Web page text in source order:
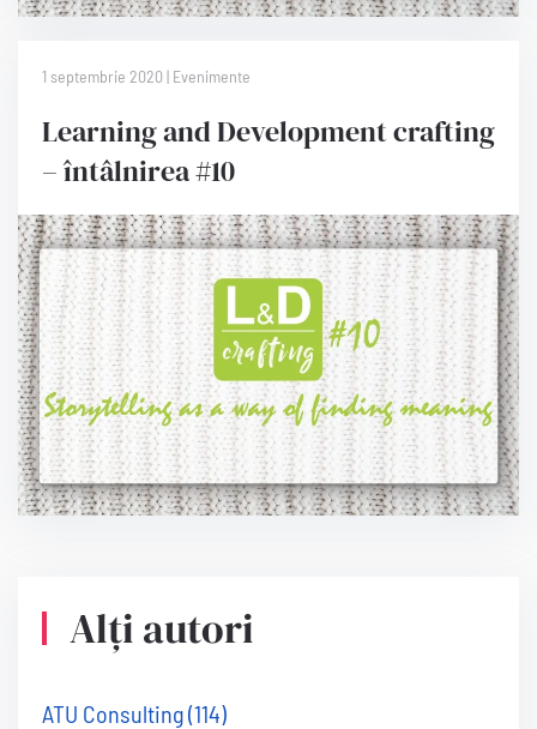
1 septembrie 2020 | Evenimente
Learning and Development crafting
– întâlnirea #10
Alți autori
ATU Consulting(114)